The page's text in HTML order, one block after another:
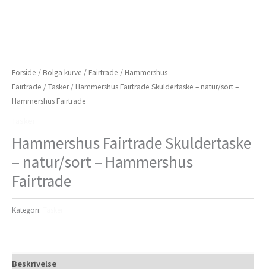
Forside / Bolga kurve / Fairtrade / Hammershus
Fairtrade /Tasker/ Hammershus Fairtrade Skuldertaske – natur/sort –
Hammershus Fairtrade
Hammershus Fairtrade Skuldertaske
– natur/sort – Hammershus
Fairtrade
Kategori:
Beskrivelse